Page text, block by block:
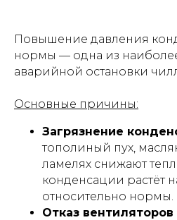
Повышение давления
нормы — одна из
аварийной остановки
Основные причины:
Загрязнение
тополиный пух,
ламелях снижают
конденсации растёт
относительно нормы.
Отказ